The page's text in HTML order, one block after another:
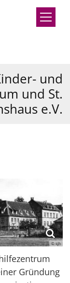
und
und St.
e.V.
© sjh
Gründung